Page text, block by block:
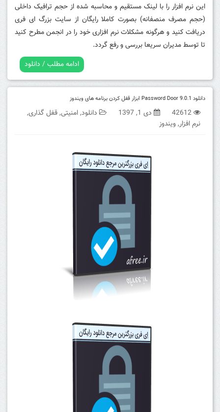
این نرم افزار را با لینک مستقیم و محاسبه شده از حجم ترافیک داخلی
(حجم مصرف منصفانه) بصورت کاملا رایگان از سایت بزرگ ای فری
دریافت کنید و هرگونه مشکلات نرم افزاری خود را در انجمن مطرح کنید
تا توسط مدیران سریعا بررسی و رفع گردد.
ادامه مطلب / دانلود
دانلود Password Door 9.0.1 ابزار قفل کردن برنامه های ویندوز
42612 دی 1, 1397 دانلود,امنیتی,قفل گذاری,
نرم افزار,ویندوز